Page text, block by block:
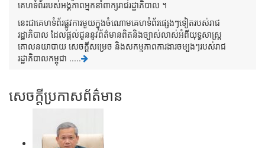
គេហទំព័ររបស់អង្គភាពអ្នកនាំពាក្យរាជរដ្ឋាភិបាល ។
នេះជាគេហទំព័រផ្លូវការមួយក្នុងចំណោមគេហទំព័រផ្សេងៗទៀតរបស់រាជ
រដ្ឋាភិបាល ដែលផ្តល់ជូននូវព័ត៌មានពិតនិងច្បាស់លាស់អំពីយុទ្ធសាស្រ្ត
គោលនយាបាយ សេចក្តីសម្រេច និងសកម្មភាពការងារចម្បងៗរបស់រាជ
រដ្ឋាភិបាលកម្ពុជា .....
សេចក្តីប្រកាសព័ត៌មាន